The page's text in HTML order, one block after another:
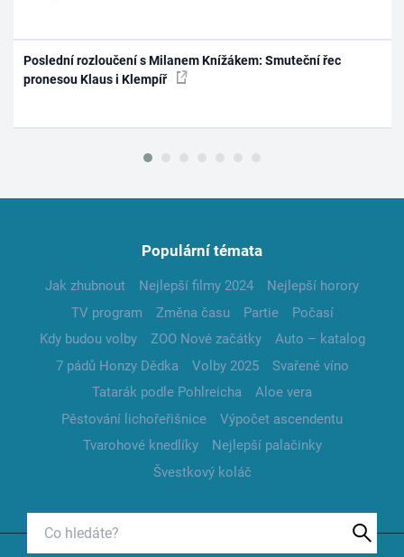
Poslední rozloučení s Milanem Knížákem: Smuteční řec
pronesou Klaus i Klempíř
Populární témata
Jak zhubnout Nejlepší filmy 2024
Nejlepší horory
TV program
Změna času Partie
Počasí
Kdy budou volby
ZOO Nové začátky
Auto – katalog
7 pádů Honzy Dědka
Volby 2025
Svařené víno
Tatarák podle Pohlreicha
Aloe vera
Pěstování lichořeřišnice
Výpočet ascendentu
Tvarohové knedlíky
Nejlepší palačinky
Švestkový koláč